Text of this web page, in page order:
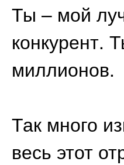
Ты – мой
конкурент.
миллионов.
Так много
весь этот